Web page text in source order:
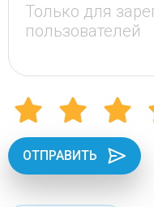
ОТПРАВИТЬ